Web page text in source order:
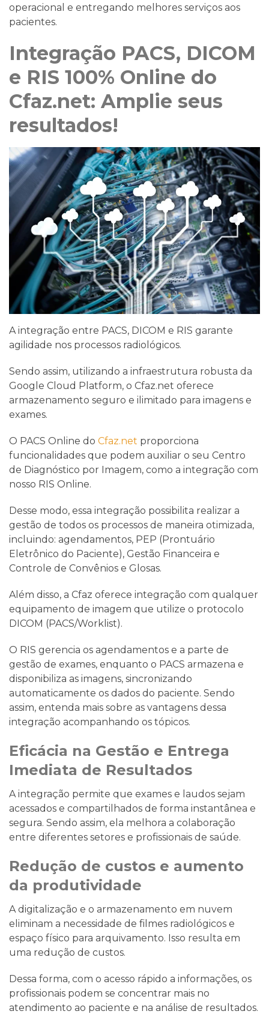
operacional e entregando melhores serviços aos
pacientes.
Integração PACS, DICOM
e RIS 100% Online do
Cfaz.net: Amplie seus
resultados!
A integração entre PACS, DICOM e RIS garante
agilidade nos processos radiológicos.
Sendo assim, utilizando a infraestrutura robusta da
Google Cloud Platform, o Cfaz.net oferece
armazenamento seguro e ilimitado para imagens e
exames.
O PACS Online do Cfaz.net proporciona
funcionalidades que podem auxiliar o seu Centro
de Diagnóstico por Imagem, como a integração com
nosso RIS Online.
Desse modo, essa integração possibilita realizar a
gestão de todos os processos de maneira otimizada,
incluindo: agendamentos, PEP (Prontuário
Eletrônico do Paciente), Gestão Financeira e
Controle de Convênios e Glosas.
Além disso, a Cfaz oferece integração com qualquer
equipamento de imagem que utilize o protocolo
DICOM (PACS/Worklist).
O RIS gerencia os agendamentos e a parte de
gestão de exames, enquanto o PACS armazena e
disponibiliza as imagens, sincronizando
automaticamente os dados do paciente. Sendo
assim, entenda mais sobre as vantagens dessa
integração acompanhando os tópicos.
Eficácia na Gestão e Entrega
Imediata de Resultados
A integração permite que exames e laudos sejam
acessados e compartilhados de forma instantânea e
segura. Sendo assim, ela melhora a colaboração
entre diferentes setores e profissionais de saúde.
Redução de custos e aumento
da produtividade
A digitalização e o armazenamento em nuvem
eliminam a necessidade de filmes radiológicos e
espaço físico para arquivamento. Isso resulta em
uma redução de custos.
Dessa forma, com o acesso rápido a informações, os
profissionais podem se concentrar mais no
atendimento ao paciente e na análise de resultados.